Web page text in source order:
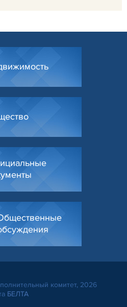
комитет, 2026
БЕЛТА